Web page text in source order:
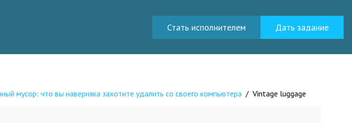
Стать исполнителем Дать задание
мусор: что вы наверняка захотите удалить со своего компьютера / Vintage luggage